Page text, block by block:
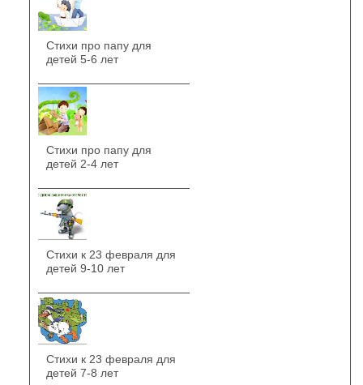
Стихи про папу для
детей 5-6 лет
Стихи про папу для
детей 2-4 лет
Стихи к 23 февраля для
детей 9-10 лет
Стихи к 23 февраля для
детей 7-8 лет